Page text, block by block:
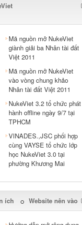
Mã nguồn mở NukeViet
giành giải ba Nhân tài đất
Việt 2011
Mã nguồn mở NukeViet
vào vòng chung khảo
Nhân tài đất Việt 2011
NukeViet 3.2 tổ chức phát
hành offline ngày 9/7 tại
TPHCM
VINADES.,JSC phối hợp
cùng VAYSE tổ chức lớp
học NukeViet 3.0 tại
phường Khương Mai
ích Website nên vào